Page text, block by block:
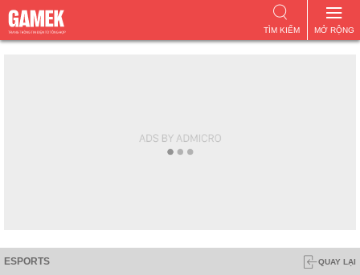
MỞ RỘNG
TÌM KIẾM
ESPORTS QUAY LẠI